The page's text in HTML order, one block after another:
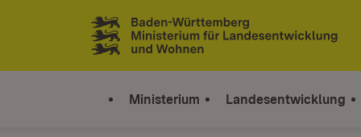
Zum Inhalt springen
Link zur Startseite
Ministerium Landesentwicklung